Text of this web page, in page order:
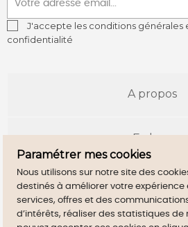
J'accepte les conditions générales
confidentialité
A propos
E-shop
Infos utiles
Paramétrer mes cookies
Nous utilisons sur notre site des
destinés à améliorer votre expérience
services, offres et des
d’intérêts, réaliser des statistiques de